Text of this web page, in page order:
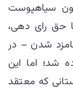
سیاهپوست
حق رای دهی،
شدن – در
شد؛ اما این
که معتقد